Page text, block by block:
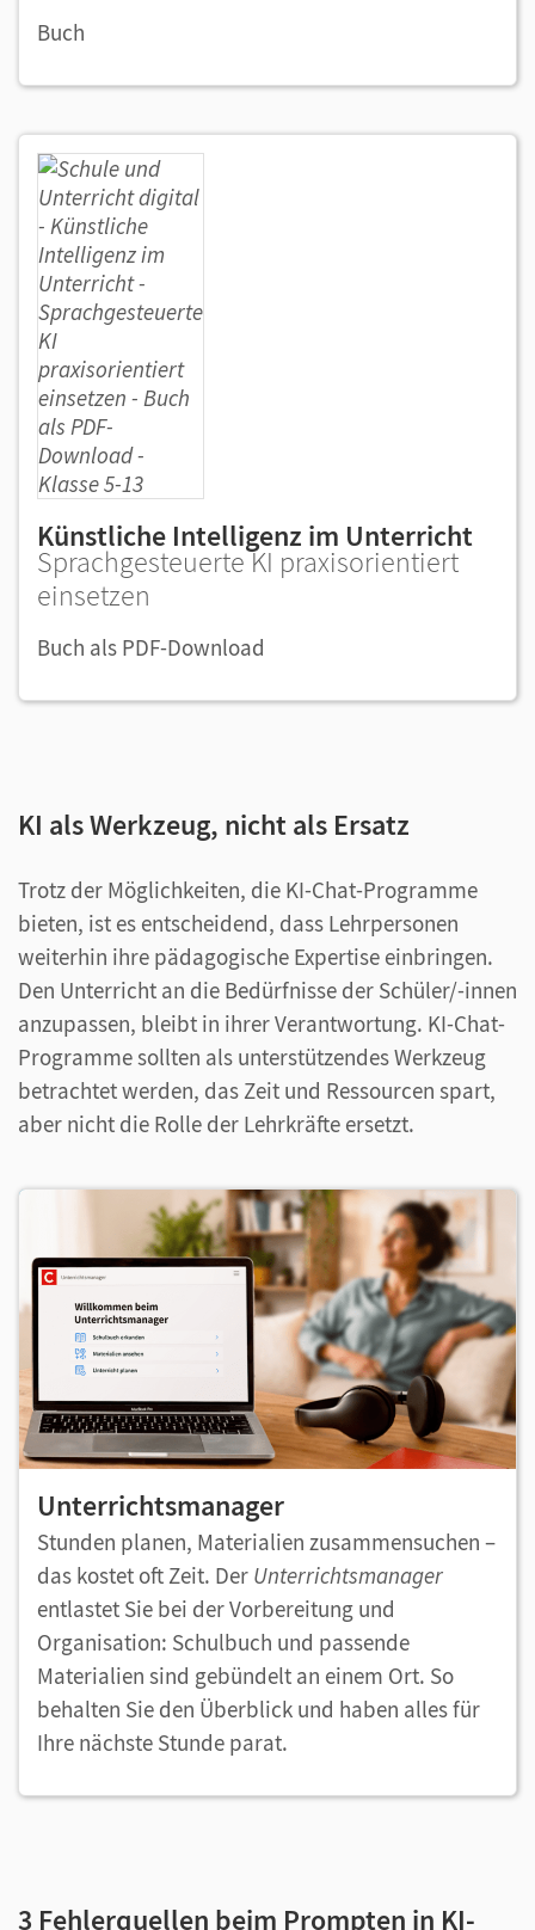
Buch
Künstliche Intelligenz im Unterricht
Sprachgesteuerte KI praxisorientiert
einsetzen
Buch als PDF-Download
KI als Werkzeug, nicht als Ersatz
Trotz der Möglichkeiten, die KI-Chat-Programme
bieten, ist es entscheidend, dass Lehrpersonen
weiterhin ihre pädagogische Expertise einbringen.
Den Unterricht an die Bedürfnisse der Schüler/-innen
anzupassen, bleibt in ihrer Verantwortung. KI-Chat-
Programme sollten als unterstützendes Werkzeug
betrachtet werden, das Zeit und Ressourcen spart,
aber nicht die Rolle der Lehrkräfte ersetzt.
Unterrichtsmanager
Stunden planen, Materialien zusammensuchen –
das kostet oft Zeit. Der Unterrichtsmanager
entlastet Sie bei der Vorbereitung und
Organisation: Schulbuch und passende
Materialien sind gebündelt an einem Ort. So
behalten Sie den Überblick und haben alles für
Ihre nächste Stunde parat.
3 Fehlerquellen beim Prompten in KI-